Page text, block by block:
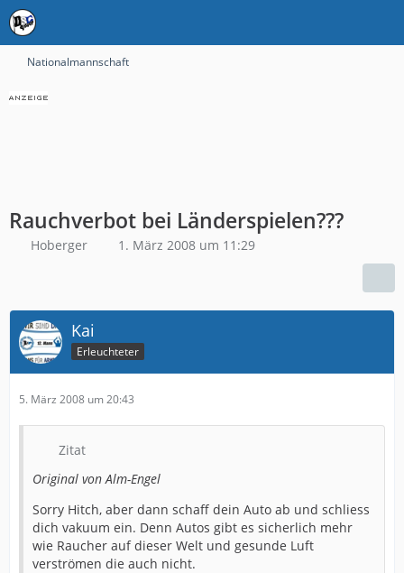
Nationalmannschaft
Rauchverbot bei Länderspielen???
Hoberger 1. März 2008 um 11:29
Kai
Erleuchteter
5. März 2008 um 20:43
Zitat
Original von Alm-Engel
Sorry Hitch, aber dann schaff dein Auto ab und schliess
dich vakuum ein. Denn Autos gibt es sicherlich mehr
wie Raucher auf dieser Welt und gesunde Luft
verströmen die auch nicht.